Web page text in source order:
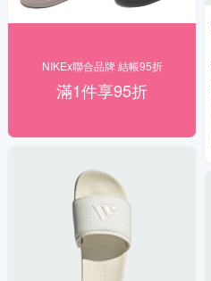
NIKEx聯合品牌 結帳95折
滿1件享95折